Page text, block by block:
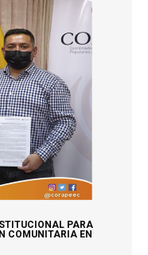
PARA
COMUNITARIA EN